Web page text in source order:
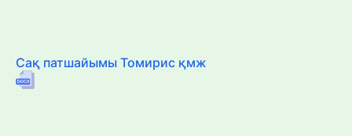
Сақ патшайымы Томирис қмж